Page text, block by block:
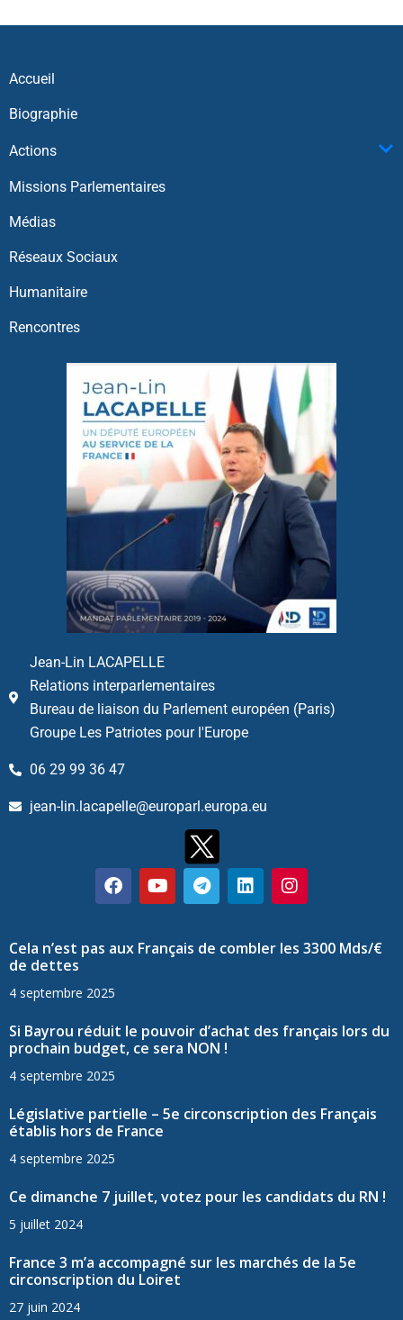
Accueil
Biographie
Actions
Missions Parlementaires
Médias
Réseaux Sociaux
Humanitaire
Rencontres
Jean-Lin LACAPELLE
Relations interparlementaires
Bureau de liaison du Parlement européen (Paris)
Groupe Les Patriotes pour l'Europe
06 29 99 36 47
jean-lin.lacapelle@europarl.europa.eu
Cela n’est pas aux Français de combler les 3300 Mds/€
de dettes
4 septembre 2025
Si Bayrou réduit le pouvoir d’achat des français lors du
prochain budget, ce sera NON !
4 septembre 2025
Législative partielle – 5e circonscription des Français
établis hors de France
4 septembre 2025
Ce dimanche 7 juillet, votez pour les candidats du RN !
5 juillet 2024
France 3 m’a accompagné sur les marchés de la 5e
circonscription du Loiret
27 juin 2024